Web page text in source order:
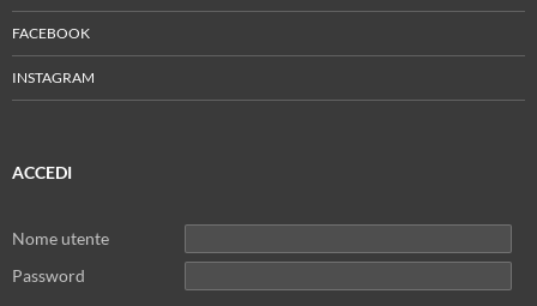
FACEBOOK
INSTAGRAM
ACCEDI
Nome utente
Password